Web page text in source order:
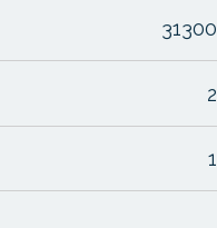
31300
2
1